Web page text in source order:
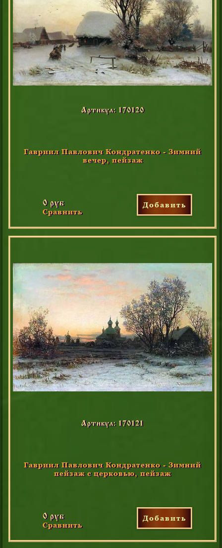
Артикул: 170120
Гавриил Павлович Кондратенко - Зимний
вечер, пейзаж
0 руб
Сравнить
Добавить
Артикул: 170121
Гавриил Павлович Кондратенко - Зимний
пейзаж с церковью, пейзаж
0 руб
Сравнить
Добавить